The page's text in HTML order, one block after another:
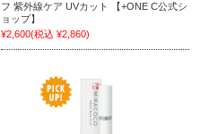
フ 紫外線ケア UVカット 【+ONE C公式シ
ョップ】
¥2,600(税込 ¥2,860)